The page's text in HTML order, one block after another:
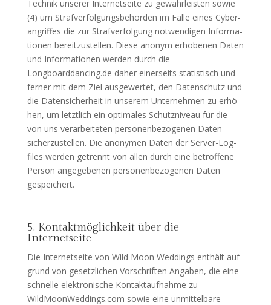
Tech­nik unse­rer Inter­net­sei­te zu gewähr­leis­ten sowie
(4) um Straf­ver­fol­gungs­be­hör­den im Fal­le eines Cyber­
an­grif­fes die zur Straf­ver­fol­gung not­wen­di­gen Infor­ma­
tio­nen bereit­zu­stel­len. Die­se anonym erho­be­nen Daten
und Infor­ma­tio­nen wer­den durch die
Longboarddancing.de daher einer­seits sta­tis­tisch und
fer­ner mit dem Ziel aus­ge­wer­tet, den Daten­schutz und
die Daten­si­cher­heit in unse­rem Unter­neh­men zu erhö­
hen, um letzt­lich ein opti­ma­les Schutz­ni­veau für die
von uns ver­ar­bei­te­ten per­so­nen­be­zo­ge­nen Daten
sicher­zu­stel­len. Die anony­men Daten der Ser­ver-Log­
files wer­den getrennt von allen durch eine betrof­fe­ne
Per­son ange­ge­be­nen per­so­nen­be­zo­ge­nen Daten
gespeichert.
5. Kontaktmöglichkeit über die
Internetseite
Die Inter­net­sei­te von Wild Moon Wed­dings ent­hält auf­
grund von gesetz­li­chen Vor­schrif­ten Anga­ben, die eine
schnel­le elek­tro­ni­sche Kon­takt­auf­nah­me zu
WildMoonWeddings.com sowie eine unmit­tel­ba­re